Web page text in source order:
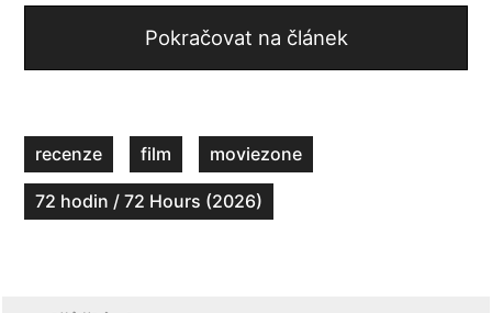
Pokračovat na článek
recenze film moviezone
72 hodin / 72 Hours (2026)